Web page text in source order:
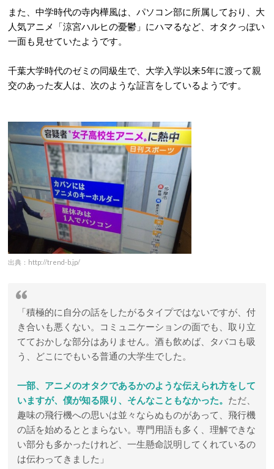
また、中学時代の寺内樺風は、パソコン部に所属しており、大
人気アニメ「涼宮ハルヒの憂鬱」にハマるなど、オタクっぽい
一面も見せていたようです。
千葉大学時代のゼミの同級生で、大学入学以来5年に渡って親
交のあった友人は、次のような証言をしているようです。
出典：http://trend-b.jp/
「積極的に自分の話をしたがるタイプではないですが、付
き合いも悪くない。コミュニケーションの面でも、取り立
てておかしな部分はありません。酒も飲めば、タバコも吸
う、どこにでもいる普通の大学生でした。
一部、アニメのオタクであるかのような伝えられ方をして
いますが、僕が知る限り、そんなこともなかった。 ただ、
趣味の飛行機への思いは並々ならぬものがあって、飛行機
の話を始めるととまらない。専門用語も多く、理解できな
い部分も多かったけれど、一生懸命説明してくれているの
は伝わってきました」